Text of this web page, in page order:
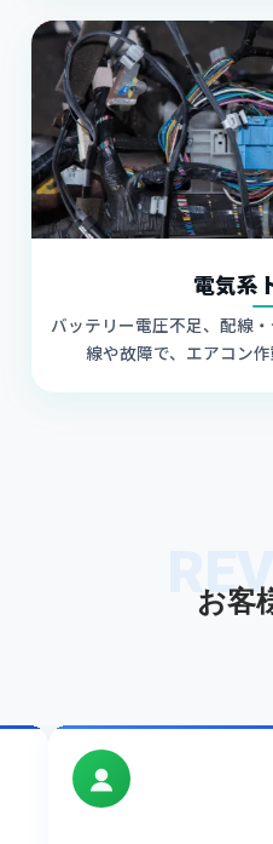
電気系
バッテリー電圧不足、配線
線や故障で、エアコン
お客